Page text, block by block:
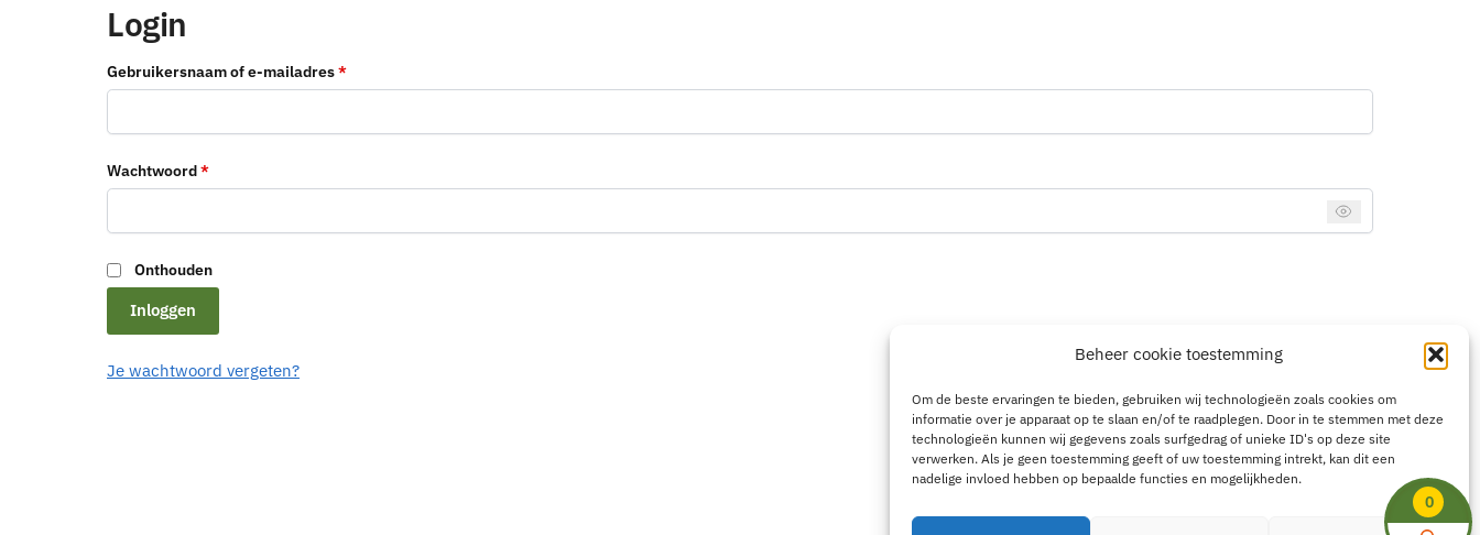
Beheer cookie toestemming
Om de beste ervaringen te bieden, gebruiken wij technologieën zoals cookies om
informatie over je apparaat op te slaan en/of te raadplegen. Door in te stemmen met deze
technologieën kunnen wij gegevens zoals surfgedrag of unieke ID's op deze site
verwerken. Als je geen toestemming geeft of uw toestemming intrekt, kan dit een
nadelige invloed hebben op bepaalde functies en mogelijkheden.
0
Login
Gebruikersnaam of e-mailadres*
Wachtwoord*
Onthouden
Inloggen
Je wachtwoord vergeten?